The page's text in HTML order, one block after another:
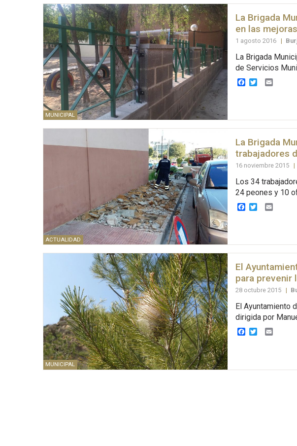
MUNICIPAL
La Brigada
en las
1 agosto 2016 |
La Brigada
de Servicios
Facebook
TwitterEmail
ACTUALIDAD
La Brigada
trabajadores
16 noviembre 2015 |
Los 34
24 peones y 10
Facebook
Twitter
MUNICIPAL
El
para prevenir
28 octubre 2015 |
El Ayuntamiento
dirigida por
Facebook
Twitter